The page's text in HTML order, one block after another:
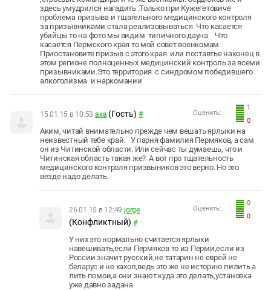
здесь умудрился нагадить .Только при Кужегетовиче
проблема призыва и тщательного медицинского контроля
за призывниками стала реализовываться Что касается
убийцы то на фото мы видим типичного дауна Что
касается Пермского края то мой совет военкомам
Приостановите призыв с этого края или поставтье наконец в
этом регионе полноценных медицинский контроль за всеми
призывниками.Это территория с синдромом победившего
алкоголизма и наркомании
1
0
Оценить:
15.01.15 в 10:53 axa (Гость) #
Аким, читай внимательно прежде чем вешать ярлыки на
неизвестный тебе край. У парня фамилия Пермяков, а сам
он из Читинской области. Или сейчас ты думаешь, что и
Читинская область такая же? А вот про тщательность
медицинского контроля призвыников это верно. Но это
везде надо делать.
0
0
Оценить:
26.01.15 в 12:49 jorge
(Конфликтный) #
У них это нормально считается ярлыки
навешивать,если Пермяков то из Перми,если из
России значит русский,не татарин не еврей не
беларус и не хахол,ведь это же не историю пилить а
лить помои,а они знают куда это делать,установка
уже давно задана.